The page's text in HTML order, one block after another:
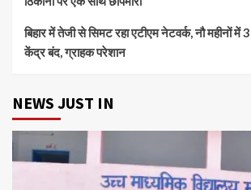
बिहार में तेजी से सिमट रहा एटीएम नेटवर्क, नौ महीनों में
केंद्र बंद, ग्राहक परेशान
NEWS JUST IN